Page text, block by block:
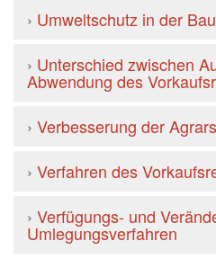
› Umweltschutz in der
› Unterschied zwischen
Abwendung des
› Verbesserung der
› Verfahren des
› Verfügungs- und
Umlegungsverfahren